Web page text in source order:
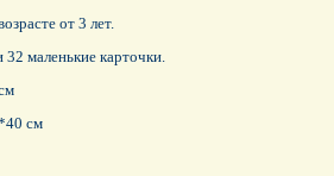
от 3 лет.
маленькие карточки.
см